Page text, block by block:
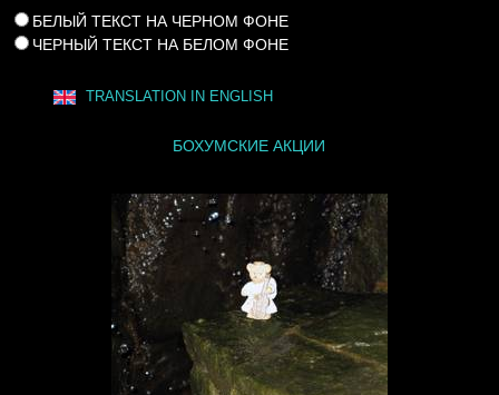
БЕЛЫЙ ТЕКСТ НА ЧЕРНОМ ФОНЕ
ЧЕРНЫЙ ТЕКСТ НА БЕЛОМ ФОНЕ
TRANSLATION IN ENGLISH
БОХУМСКИЕ АКЦИИ